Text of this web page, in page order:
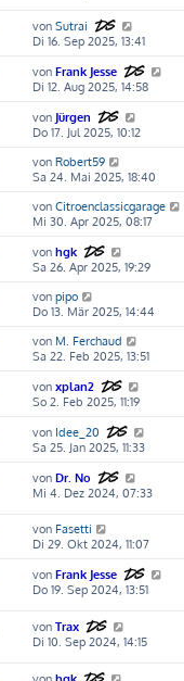
von Sutrai
Di 16. Sep 2025, 13:41
von Frank Jesse
Di 12. Aug 2025, 14:58
von Jürgen
Do 17. Jul 2025, 10:12
von Robert59
Sa 24. Mai 2025, 18:40
von Citroenclassicgarage
Mi 30. Apr 2025, 08:17
von hgk
Sa 26. Apr 2025, 19:29
von pipo
Do 13. Mär 2025, 14:44
von M. Ferchaud
Sa 22. Feb 2025, 13:51
von xplan2
So 2. Feb 2025, 11:19
von Idee_20
Sa 25. Jan 2025, 11:33
von Dr. No
Mi 4. Dez 2024, 07:33
von Fasetti
Di 29. Okt 2024, 11:07
von Frank Jesse
Do 19. Sep 2024, 13:51
von Trax
Di 10. Sep 2024, 14:15